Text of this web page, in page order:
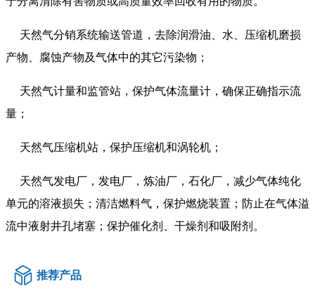
天然气分销系统输送管道，去除润滑油、水、压缩机磨损
产物、腐蚀产物及气体中的其它污染物；
天然气计量和监管站，保护气体流量计，确保正确指示流
量；
天然气压缩机站，保护压缩机和涡轮机；
天然气发电厂，发电厂，炼油厂，石化厂，减少气体纯化
单元的溶液损失；清洁燃料气，保护燃烧装置；防止在气体溢
流中液射井孔堵塞；保护催化剂、干燥剂和吸附剂。
推荐产品